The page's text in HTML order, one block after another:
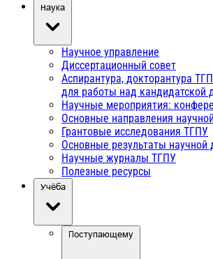
Наука
Научное управление
Диссертационный совет
Аспирантура, докторантура
для работы над кандидатской
Научные мероприятия:
Основные направления
Грантовые исследования ТГПУ
Основные результаты научной
Научные журналы ТГПУ
Полезные ресурсы
Учёба
Поступающему